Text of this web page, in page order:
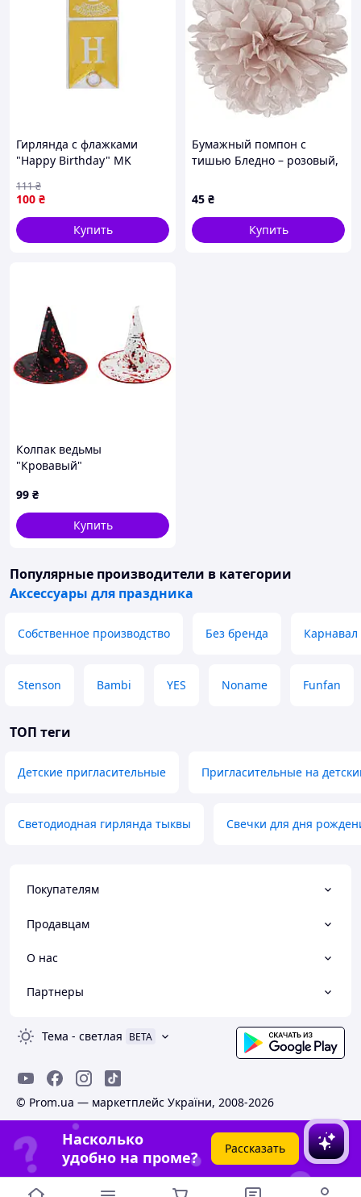
Гирлянда с флажками
"Happy Birthday" MK
100 ₴
111₴
Купить
Бумажный помпон с
тишью Бледно – розовый,
45 ₴
Купить
Колпак ведьмы
"Кровавый"
99 ₴
Купить
Популярные производители в категории
Аксессуары для праздника
Собственное производство Без бренда
Stenson Bambi YES Noname Funfan
ТОП теги
Детские пригласительные Пригласительные на
Светодиодная гирлянда тыквы Свечки для дня
Покупателям
Продавцам
О нас
Партнеры
Тема - светлая BETA
© Prom.ua — маркетплейс України, 2008-2026
Насколько
удобно на проме?
Рассказать